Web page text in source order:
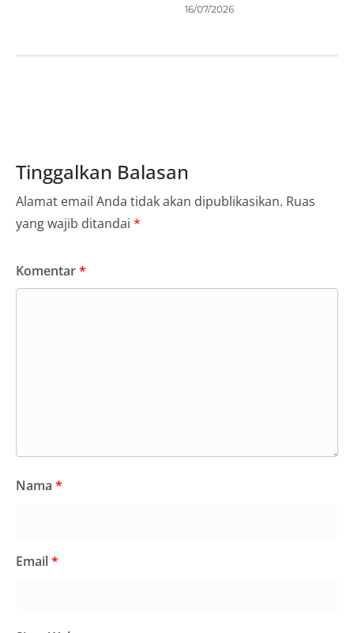
16/07/2026
Tinggalkan Balasan
Alamat email Anda tidak akan dipublikasikan. Ruas
yang wajib ditandai *
Komentar*
Nama *
Email*